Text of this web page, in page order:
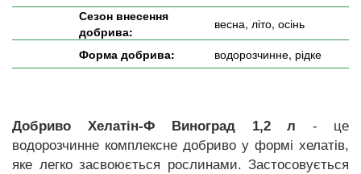
Сезон внесення
добрива:
весна, літо, осінь
Форма добрива:
водорозчинне, рідке
Добриво Хелатін-Ф Виноград 1,2 л - це
водорозчинне комплексне добриво у формі хелатів,
яке легко засвоюється рослинами. Застосовується